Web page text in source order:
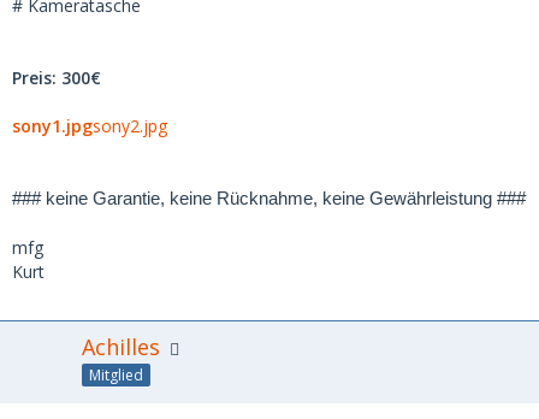
# Kameratasche
Preis: 300€
sony1.jpgsony2.jpg
### keine Garantie, keine Rücknahme, keine Gewährleistung ###
mfg
Kurt
Achilles
Mitglied